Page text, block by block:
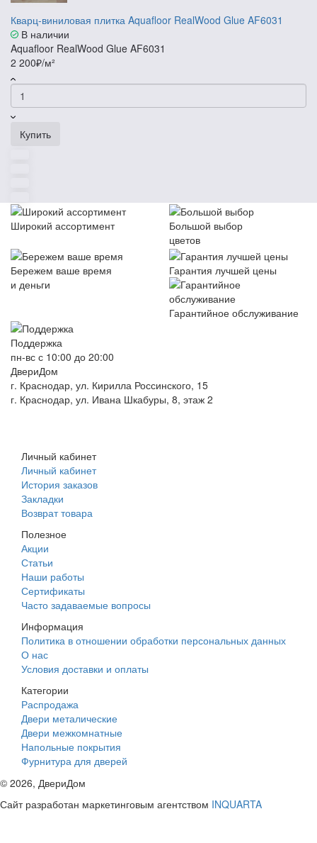
Кварц-виниловая плитка Aquafloor RealWood Glue AF6031
В наличии
Aquafloor RealWood Glue AF6031
2 200₽/м²
Купить
Широкий ассортимент
Большой выбор
цветов
Бережем ваше время
и деньги
Гарантия лучшей цены
Гарантийное обслуживание
Поддержка
пн-вс с 10:00 до 20:00
ДвериДом
г. Краснодар, ул. Кирилла Россинского, 15
г. Краснодар, ул. Ивана Шкабуры, 8, этаж 2
Личный кабинет
Личный кабинет
История заказов
Закладки
Возврат товара
Полезное
Акции
Статьи
Наши работы
Сертификаты
Часто задаваемые вопросы
Информация
Политика в отношении обработки персональных данных
О нас
Условия доставки и оплаты
Категории
Распродажа
Двери металические
Двери межкомнатные
Напольные покрытия
Фурнитура для дверей
© 2026, ДвериДом
Сайт разработан маркетинговым агентством INQUARTA